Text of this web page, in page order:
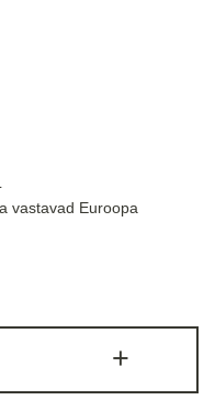
vastavad Euroopa
+